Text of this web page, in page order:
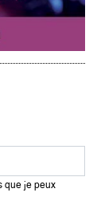
que je peux